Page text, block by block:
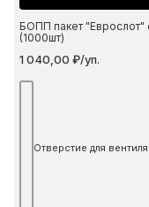
БОПП пакет
(1000шт)
1 040,00 ₽/уп.
Отверстие для